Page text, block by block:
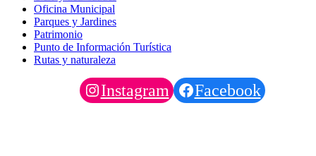
Oficina Municipal
Parques y Jardines
Patrimonio
Punto de Información Turística
Rutas y naturaleza
Instagram Facebook